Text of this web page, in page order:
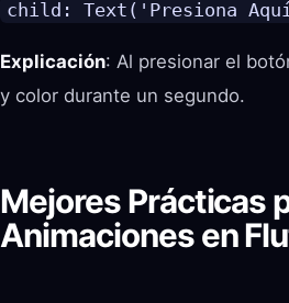
child: Text('Presiona
Explicación: Al presionar el
y color durante un segundo.
Mejores Prácticas
Animaciones en